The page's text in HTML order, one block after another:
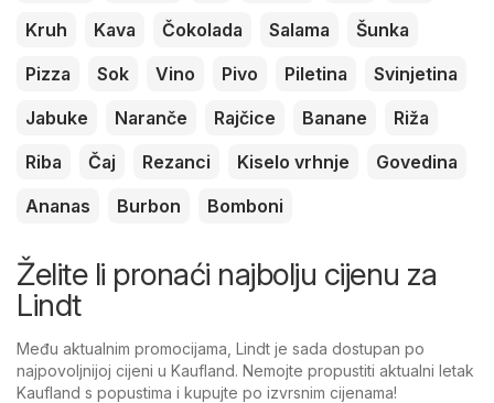
Kruh
Kava Čokolada Salama
Šunka
Pizza
Sok Vino Pivo Piletina
Svinjetina
Jabuke
Naranče Rajčice Banane
Riža
Riba
Čaj Rezanci Kiselo vrhnje
Govedina
Ananas
Burbon Bomboni
Želite li pronaći najbolju cijenu za
Lindt
Među aktualnim promocijama, Lindt je sada dostupan po
najpovoljnijoj cijeni u Kaufland. Nemojte propustiti aktualni letak
Kaufland s popustima i kupujte po izvrsnim cijenama!